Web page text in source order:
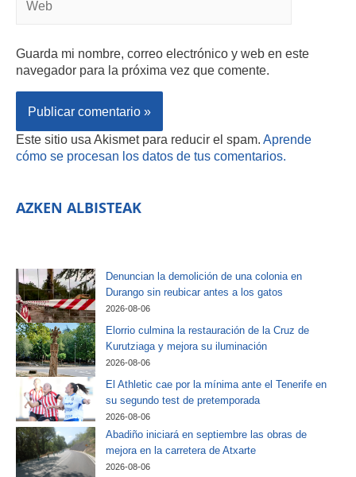
Guarda mi nombre, correo electrónico y web en este
navegador para la próxima vez que comente.
Este sitio usa Akismet para reducir el spam. Aprende
cómo se procesan los datos de tus comentarios.
AZKEN ALBISTEAK
Denuncian la demolición de una colonia en
Durango sin reubicar antes a los gatos
2026-08-06
Elorrio culmina la restauración de la Cruz de
Kurutziaga y mejora su iluminación
2026-08-06
El Athletic cae por la mínima ante el Tenerife en
su segundo test de pretemporada
2026-08-06
Abadiño iniciará en septiembre las obras de
mejora en la carretera de Atxarte
2026-08-06